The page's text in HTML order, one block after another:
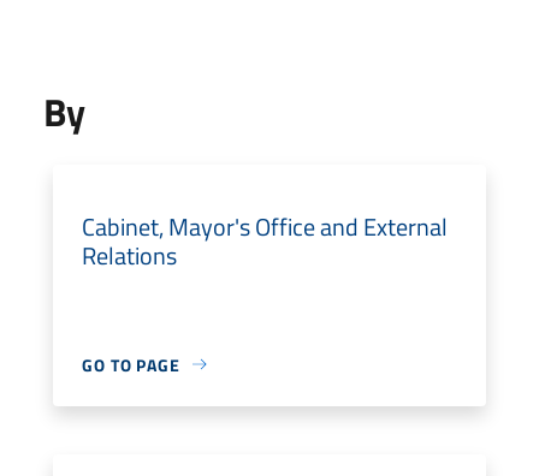
By
Cabinet, Mayor's Office and External
Relations
GO TO PAGE